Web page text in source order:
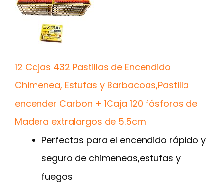
12 Cajas 432 Pastillas de Encendido
Chimenea, Estufas y Barbacoas,Pastilla
encender Carbon + 1Caja 120 fósforos de
Madera extralargos de 5.5cm.
Perfectas para el encendido rápido y
seguro de chimeneas,estufas y
fuegos